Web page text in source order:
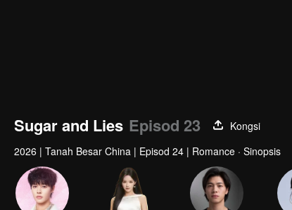
Sugar and Lies Episod 23
Kongsi
2026 | Tanah Besar China | Episod 24 | Romance · Sinopsis